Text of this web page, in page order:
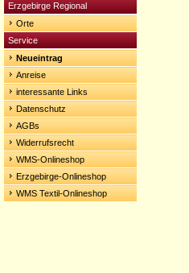
Erzgebirge Regional
Orte
Service
Neueintrag
Anreise
interessante Links
Datenschutz
AGBs
Widerrufsrecht
WMS-Onlineshop
Erzgebirge-Onlineshop
WMS Textil-Onlineshop